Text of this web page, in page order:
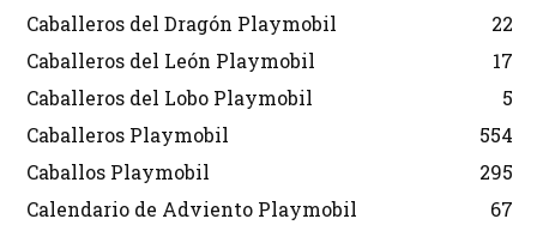
Caballeros del Dragón Playmobil
22
Caballeros del León Playmobil
17
Caballeros del Lobo Playmobil
5
Caballeros Playmobil
554
Caballos Playmobil
295
Calendario de Adviento Playmobil
67